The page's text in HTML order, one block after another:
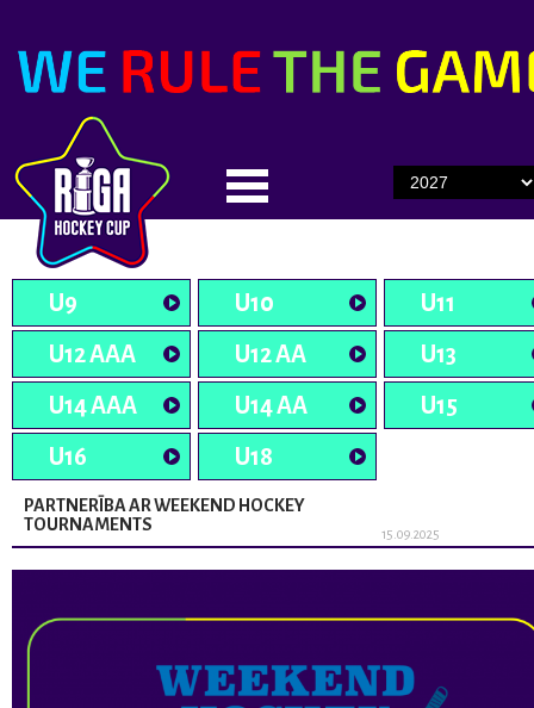
U9 U10
U11
U12 AAA
U12 AA
U13
U14 AAA
U14 AA
U15
U16
U18
PARTNERĪBA AR WEEKEND HOCKEY
TOURNAMENTS
15.09.2025